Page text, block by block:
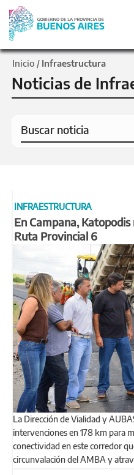
Inicio / Infraestructura
Noticias de
INFRAESTRUCTURA
En Campana,
Ruta Provincial 6
La Dirección de Vialidad y AUBASA avanzan con distintas
intervenciones en 178 km para
conectividad en este corredor
circunvalación del AMBA y